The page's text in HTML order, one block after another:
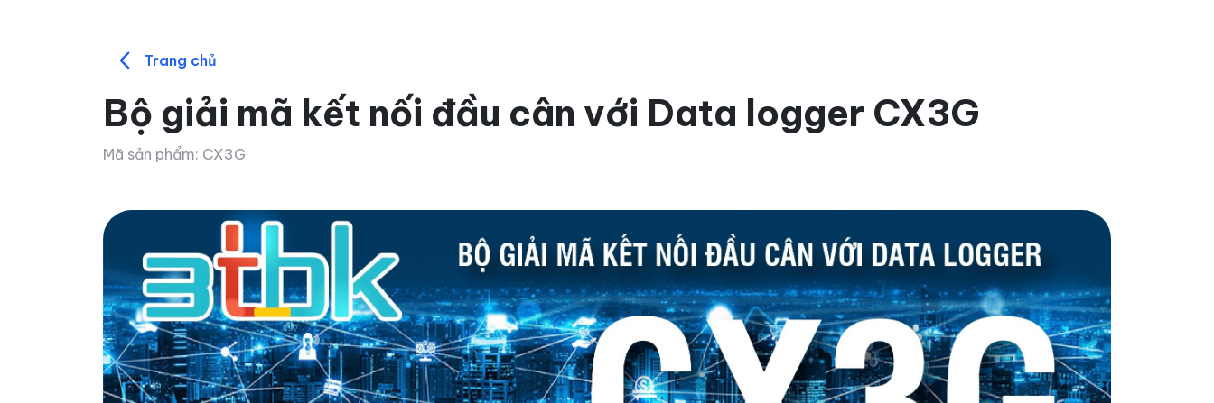
Trang chủ
Bộ giải mã kết nối đầu cân với Data logger CX3G
Mã sản phẩm: CX3G